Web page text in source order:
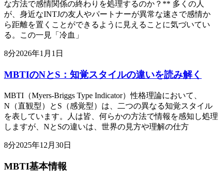
な方法で感情関係の終わりを処理するのか？** 多くの人
が、身近なINTJの友人やパートナーが異常な速さで感情か
ら距離を置くことができるように見えることに気づいてい
る。この一見「冷血」
8分2026年1月1日
MBTIのNとS：知覚スタイルの違いを読み解く
MBTI（Myers-Briggs Type Indicator）性格理論において、
N（直観型）とS（感覚型）は、二つの異なる知覚スタイル
を表しています。人は皆、何らかの方法で情報を感知し処理
しますが、NとSの違いは、世界の見方や理解の仕方
8分2025年12月30日
MBTI基本情報